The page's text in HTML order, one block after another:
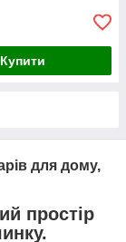
Купити
для дому,
простір